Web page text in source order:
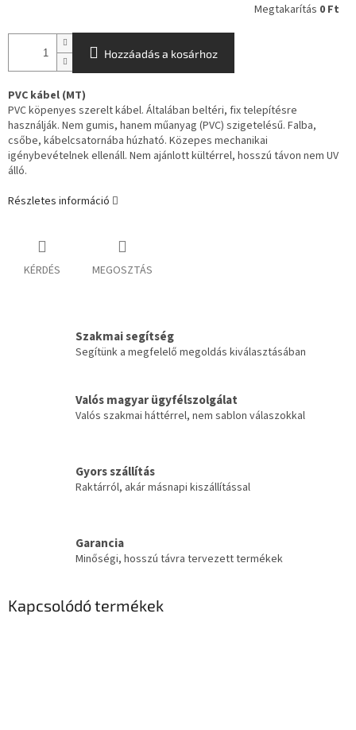
Megtakarítás 0 Ft
Hozzáadás a kosárhoz
PVC kábel (MT)
PVC köpenyes szerelt kábel. Általában beltéri, fix telepítésre
használják. Nem gumis, hanem műanyag (PVC) szigetelésű. Falba,
csőbe, kábelcsatornába húzható. Közepes mechanikai
igénybevételnek ellenáll. Nem ajánlott kültérrel, hosszú távon nem UV
álló.
Részletes információ
KÉRDÉS MEGOSZTÁS
Szakmai segítség
Segítünk a megfelelő megoldás kiválasztásában
Valós magyar ügyfélszolgálat
Valós szakmai háttérrel, nem sablon válaszokkal
Gyors szállítás
Raktárról, akár másnapi kiszállítással
Garancia
Minőségi, hosszú távra tervezett termékek
Kapcsolódó termékek